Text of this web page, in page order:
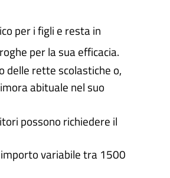
per i figli e resta in
per la sua efficacia.
delle rette scolastiche o,
abituale nel suo
possono richiedere il
variabile tra 1500